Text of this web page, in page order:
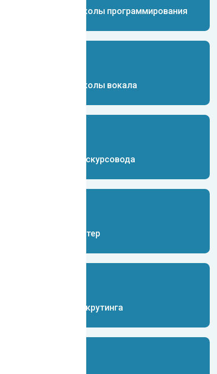
Чат-бот для школы программирования
Чат-бот для школы вокала
Чат-бот для экскурсовода
Чат-бот бухгалтер
Чат-бот для рекрутинга